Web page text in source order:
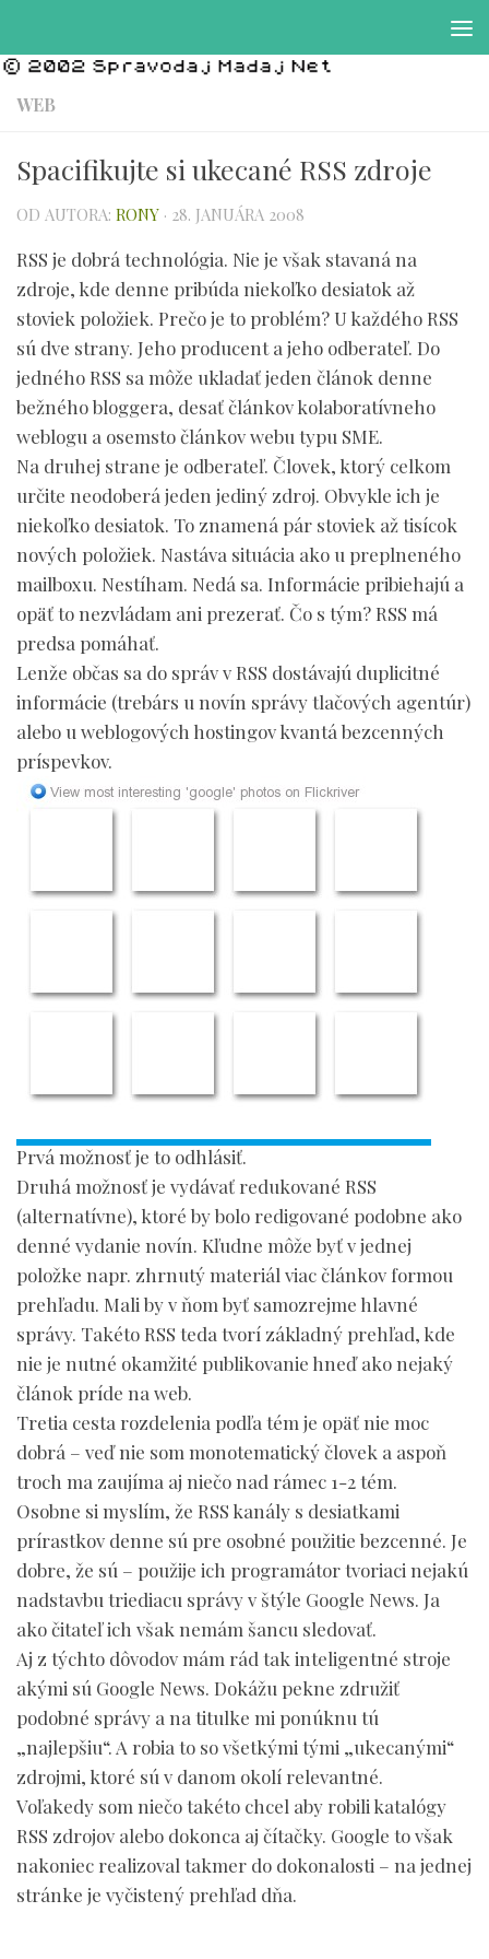
WEB
Spacifikujte si ukecané RSS zdroje
OD AUTORA: RONY · 28. JANUÁRA 2008
RSS je dobrá technológia. Nie je však stavaná na
zdroje, kde denne pribúda niekoľko desiatok až
stoviek položiek. Prečo je to problém? U každého RSS
sú dve strany. Jeho producent a jeho odberateľ. Do
jedného RSS sa môže ukladať jeden článok denne
bežného bloggera, desať článkov kolaboratívneho
weblogu a osemsto článkov webu typu SME.
Na druhej strane je odberateľ. Človek, ktorý celkom
určite neodoberá jeden jediný zdroj. Obvykle ich je
niekoľko desiatok. To znamená pár stoviek až tisícok
nových položiek. Nastáva situácia ako u preplneného
mailboxu. Nestíham. Nedá sa. Informácie pribiehajú a
opäť to nezvládam ani prezerať. Čo s tým? RSS má
predsa pomáhať.
Lenže občas sa do správ v RSS dostávajú duplicitné
informácie (trebárs u novín správy tlačových agentúr)
alebo u weblogových hostingov kvantá bezcenných
príspevkov.
Prvá možnosť je to odhlásiť.
Druhá možnosť je vydávať redukované RSS
(alternatívne), ktoré by bolo redigované podobne ako
denné vydanie novín. Kľudne môže byť v jednej
položke napr. zhrnutý materiál viac článkov formou
prehľadu. Mali by v ňom byť samozrejme hlavné
správy. Takéto RSS teda tvorí základný prehľad, kde
nie je nutné okamžité publikovanie hneď ako nejaký
článok príde na web.
Tretia cesta rozdelenia podľa tém je opäť nie moc
dobrá – veď nie som monotematický človek a aspoň
troch ma zaujíma aj niečo nad rámec 1-2 tém.
Osobne si myslím, že RSS kanály s desiatkami
prírastkov denne sú pre osobné použitie bezcenné. Je
dobre, že sú – použije ich programátor tvoriaci nejakú
nadstavbu triediacu správy v štýle Google News. Ja
ako čitateľ ich však nemám šancu sledovať.
Aj z týchto dôvodov mám rád tak inteligentné stroje
akými sú Google News. Dokážu pekne združiť
podobné správy a na titulke mi ponúknu tú
„najlepšiu“. A robia to so všetkými tými „ukecanými“
zdrojmi, ktoré sú v danom okolí relevantné.
Voľakedy som niečo takéto chcel aby robili katalógy
RSS zdrojov alebo dokonca aj čítačky. Google to však
nakoniec realizoval takmer do dokonalosti – na jednej
stránke je vyčistený prehľad dňa.